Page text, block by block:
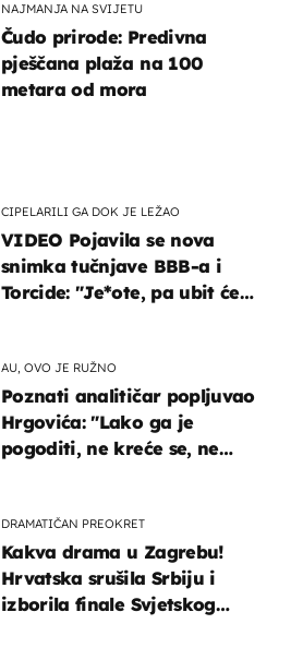
CIPELARILI GA DOK JE LEŽAO
VIDEO Pojavila se nova
snimka tučnjave BBB-a i
Torcide: "Je*ote, pa ubit će
AU, OVO JE RUŽNO
Poznati analitičar popljuvao
Hrgovića: "Lako ga je
pogoditi, ne kreće se, ne
DRAMATIČAN PREOKRET
Kakva drama u Zagrebu!
Hrvatska srušila Srbiju i
izborila finale Svjetskog
NAJMANJA NA SVIJETU
Čudo prirode: Predivna
pješčana plaža na 100
metara od mora